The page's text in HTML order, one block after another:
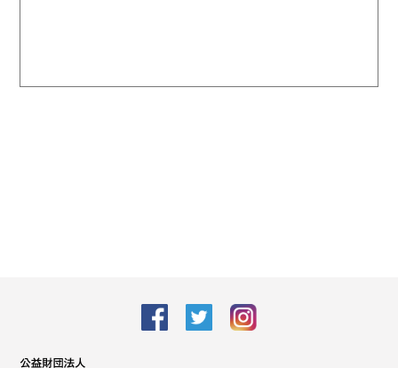
facebook Twitter